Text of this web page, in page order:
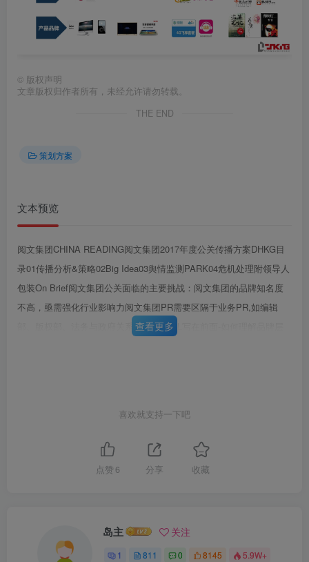
第5页 / 共98页
第6页 / 共98页
试读已结束，还剩
页，您可下载完整版后进行离
线阅读
© 版权声明
文章版权归作者所有，未经允许请勿转载。
THE END
策划方案
文本预览
阅文集团CHINA READING阅文集团2017年度公关传播方案DHKG目
录01传播分析&策略02Big Idea03舆情监测PARK04危机处理附领导人
包装On Brief阅文集团公关面临的主要挑战：阅文集团的品牌知名度
不高，亟需强化行业影响力阅文集团PR需要区隔于业务PR,如编辑
部、版权部、法务与政府关系部Ki/IGITAL写在前面-如何理解品牌层
4Gom产品品牌Letv餐果，生南程做球取4G飞享套餐味咕特级会员基
于标的我们的公关传播分析及应对策略必须聚焦于阅文集团写在前面-
查看更多
喜欢就支持一下吧
点赞 6 分享 收藏
岛主 关注
1 811 0 8145 5.9W+